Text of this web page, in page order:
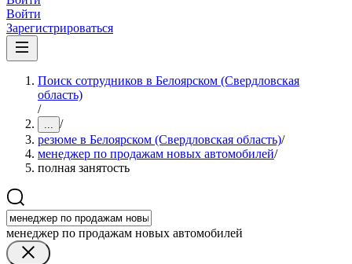
Войти
Зарегистрироваться
Поиск сотрудников в Белоярском (Свердловская
область)
/
... /
резюме в Белоярском (Свердловская область)/
менеджер по продажам новых автомобилей/
полная занятость
менеджер по продажам новых автомобилей